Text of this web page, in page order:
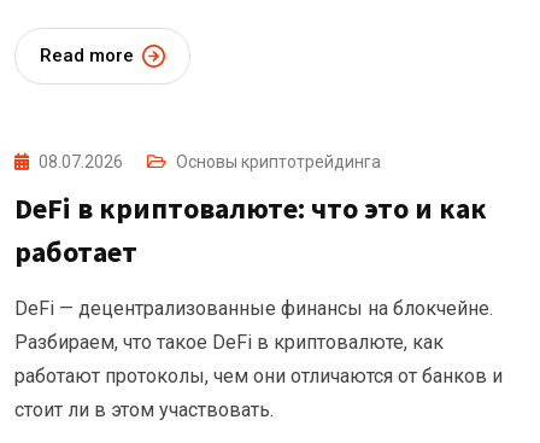
Read more
08.07.2026 Основы криптотрейдинга
DeFi в криптовалюте: что это и как
работает
DeFi — децентрализованные финансы на блокчейне.
Разбираем, что такое DeFi в криптовалюте, как
работают протоколы, чем они отличаются от банков и
стоит ли в этом участвовать.